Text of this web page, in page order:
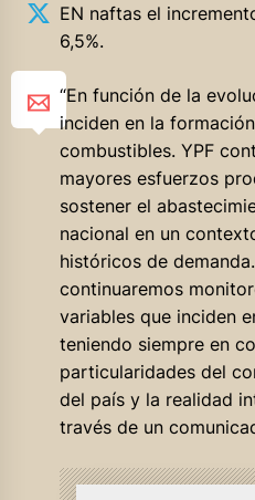
EN naftas el
6,5%.
“En función de la
inciden en la
combustibles. YPF
mayores esfuerzos
sostener el
nacional en un
históricos de
continuaremos
variables que inciden
teniendo siempre en
particularidades del
del país y la realidad
través de un